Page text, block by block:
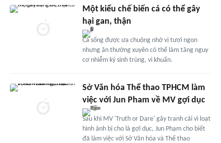
Một kiểu chế biến cá có thể gây
hại gan, thận
Cá sống được ưa chuộng nhờ vị tươi ngon
nhưng ăn thường xuyên có thể làm tăng nguy
cơ nhiễm ký sinh trùng, vi khuẩn.
Sở Văn hóa Thể thao TPHCM làm
việc với Jun Pham về MV gợi dục
Sau khi MV 'Truth or Dare' gây tranh cãi vì loạt
hình ảnh bị cho là gợi dục, Jun Phạm cho biết
đã làm việc với Sở Văn hóa và Thể thao